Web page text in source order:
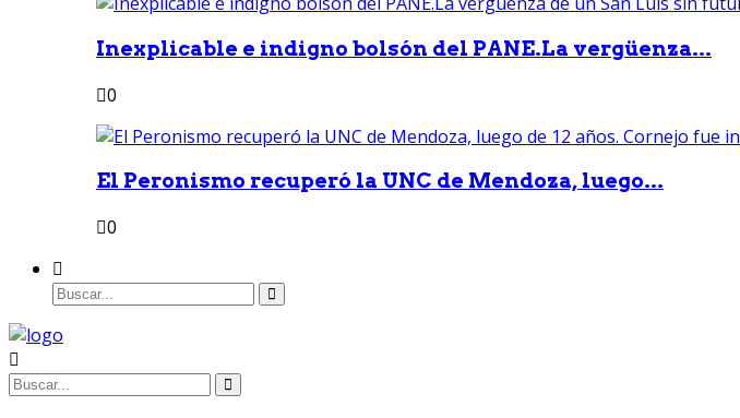
Inexplicable e indigno bolsón del PANE.La vergüenza...
0
El Peronismo recuperó la UNC de Mendoza, luego...
0